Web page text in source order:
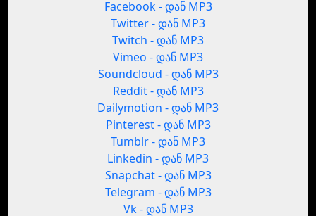
Facebook - დან MP3
Twitter - დან MP3
Twitch - დან MP3
Vimeo - დან MP3
Soundcloud - დან MP3
Reddit - დან MP3
Dailymotion - დან MP3
Pinterest - დან MP3
Tumblr - დან MP3
Linkedin - დან MP3
Snapchat - დან MP3
Telegram - დან MP3
Vk - დან MP3